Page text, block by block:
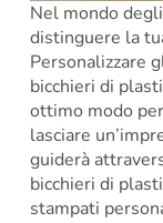
Nel mondo
distinguere la
Personalizzare
bicchieri di
ottimo modo
lasciare
guiderà
bicchieri di
stampati